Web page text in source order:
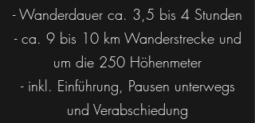
- Wanderdauer ca. 3,5 bis 4 Stunden
- ca. 9 bis 10 km Wanderstrecke und
um die 250 Höhenmeter
- inkl. Einführung, Pausen unterwegs
und Verabschiedung